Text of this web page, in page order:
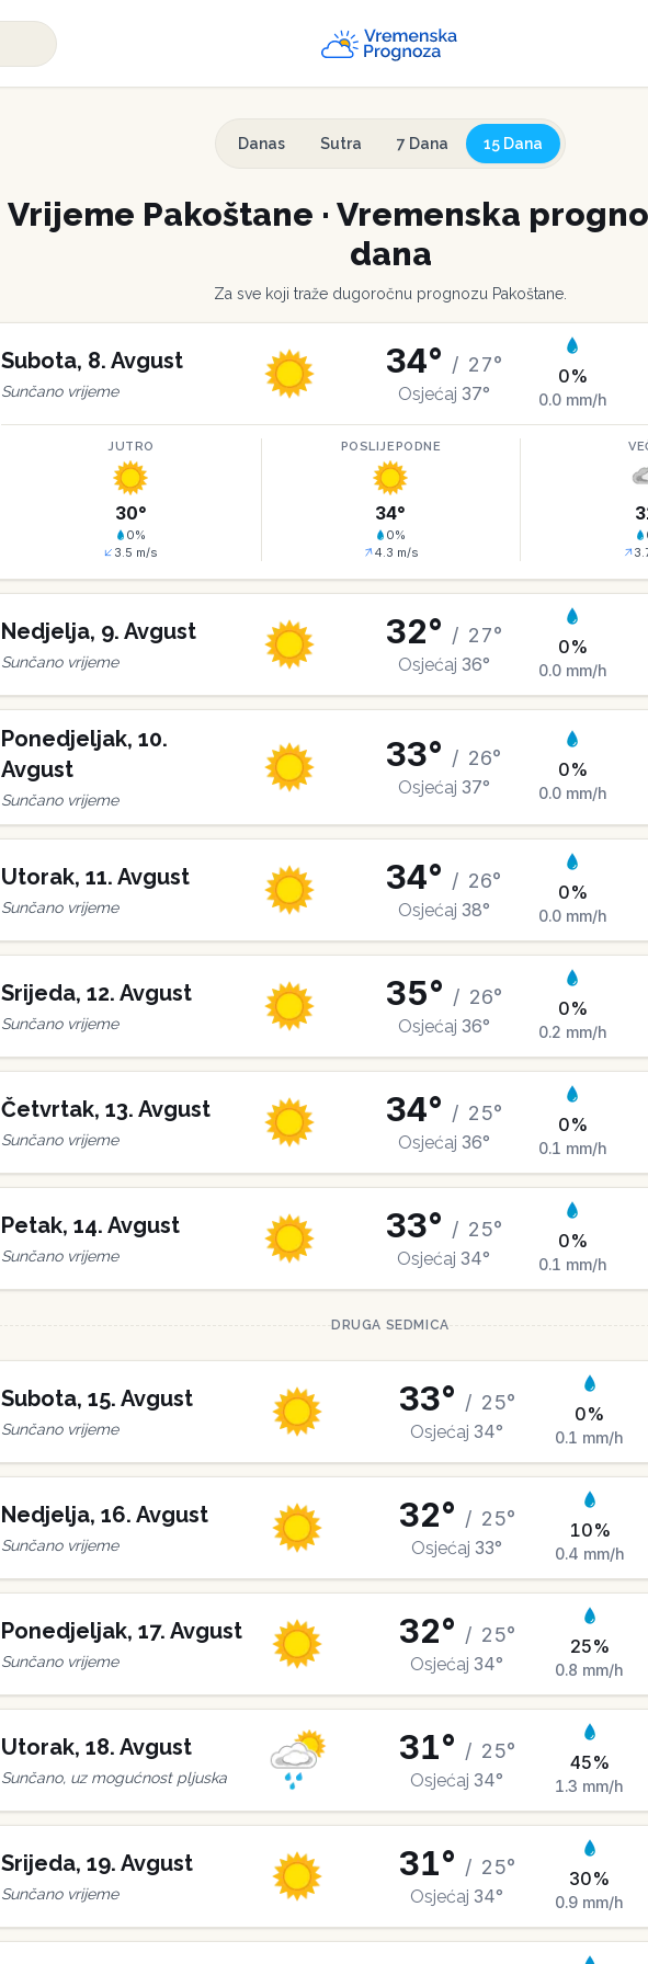
Danas Sutra 7 Dana 15 Dana
Vrijeme Pakoštane · Vremenska
dana
Za sve koji traže dugoročnu prognozu Pakoštane
Subota, 8. Avgust
Sunčano vrijeme
34° / 27°
Osjećaj 37°
0%
0.0mm/h
JUTRO
30°
0%
3.5 m/s
POSLIJEPODNE
34°
0%
4.3 m/s
Nedjelja, 9. Avgust
Sunčano vrijeme
32° / 27°
Osjećaj 36°
0%
0.0mm/h
Ponedjeljak, 10.
Avgust
Sunčano vrijeme
33° / 26°
Osjećaj 37°
0%
0.0mm/h
Utorak, 11. Avgust
Sunčano vrijeme
34° / 26°
Osjećaj 38°
0%
0.0mm/h
Srijeda, 12. Avgust
Sunčano vrijeme
35° / 26°
Osjećaj 36°
0%
0.2 mm/h
Četvrtak, 13. Avgust
Sunčano vrijeme
34° / 25°
Osjećaj 36°
0%
0.1 mm/h
Petak, 14. Avgust
Sunčano vrijeme
33° / 25°
Osjećaj 34°
0%
0.1 mm/h
DRUGA SEDMICA
Subota, 15. Avgust
Sunčano vrijeme
33° / 25°
Osjećaj 34°
0%
0.1 mm/h
Nedjelja, 16. Avgust
Sunčano vrijeme
32° / 25°
Osjećaj 33°
10%
0.4 mm/h
Ponedjeljak, 17. Avgust
Sunčano vrijeme
32° / 25°
Osjećaj 34°
25%
0.8 mm/h
Utorak, 18. Avgust
Sunčano, uz mogućnost pljuska
31° / 25°
Osjećaj 34°
45%
1.3 mm/h
Srijeda, 19. Avgust
Sunčano vrijeme
31° / 25°
Osjećaj 34°
30%
0.9 mm/h